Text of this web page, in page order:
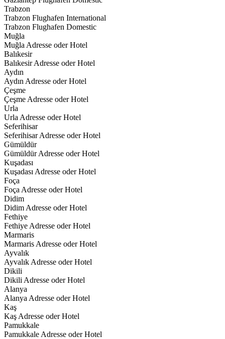
Trabzon
Trabzon Flughafen International
Trabzon Flughafen Domestic
Muğla
Muğla Adresse oder Hotel
Balıkesir
Balıkesir Adresse oder Hotel
Aydın
Aydın Adresse oder Hotel
Çeşme
Çeşme Adresse oder Hotel
Urla
Urla Adresse oder Hotel
Seferihisar
Seferihisar Adresse oder Hotel
Gümüldür
Gümüldür Adresse oder Hotel
Kuşadası
Kuşadası Adresse oder Hotel
Foça
Foça Adresse oder Hotel
Didim
Didim Adresse oder Hotel
Fethiye
Fethiye Adresse oder Hotel
Marmaris
Marmaris Adresse oder Hotel
Ayvalık
Ayvalık Adresse oder Hotel
Dikili
Dikili Adresse oder Hotel
Alanya
Alanya Adresse oder Hotel
Kaş
Kaş Adresse oder Hotel
Pamukkale
Pamukkale Adresse oder Hotel